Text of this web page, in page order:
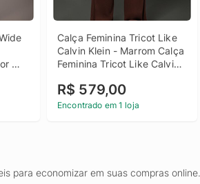
Calça Feminina Tricot Like
Calvin Klein - Marrom Calça
Feminina Tricot Like Calvin
R$ 579,00
Encontrado em 1 loja
para economizar em suas compras online.